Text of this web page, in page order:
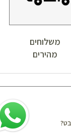
משלוחים
מהירים